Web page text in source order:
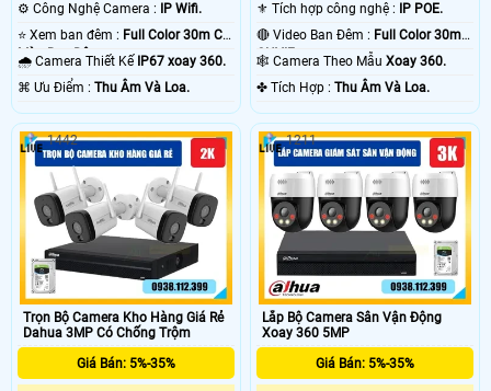
⚙ Công Nghệ Camera :
IP Wifi.
⭐ Xem ban đêm : Full Color 30m Có
Màu Ban Ðêm.
🌧️ Camera Thiết Kế IP67 xoay 360.
️⌘ Ưu Điểm : Thu Âm Và Loa.
⚜️ Tích hợp công nghệ :
IP POE.
🔴 Video Ban Đêm : Full Color 30m
ONVIF.🕸️ Camera Theo MẫuXoay 360.
️✤ Tích Hợp :Thu Âm Và Loa.
Trọn Bộ Camera Kho Hàng Giá Rẻ
Dahua 3MP Có Chống Trộm
Giá Bán: 5%-35%
1442
Lắp Bộ Camera Sân Vận Động
Xoay 360 5MP
Giá Bán: 5%-35%
1211